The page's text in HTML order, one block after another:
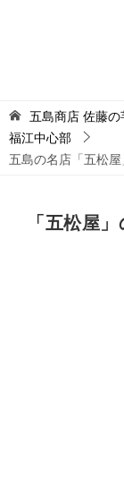
五島商店 佐藤の
福江中心部
五島の名店「五松
「五松屋